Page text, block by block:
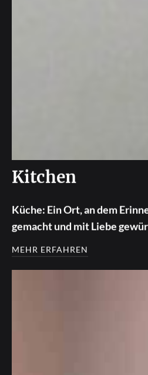
Kitchen
Küche: Ein Ort, an dem
gemacht und mit Liebe
MEHR ERFAHREN